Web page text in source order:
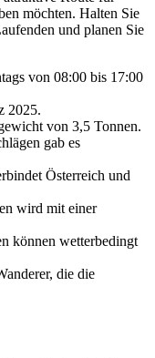
möchten. Halten Sie
und planen Sie
von 08:00 bis 17:00
2025.
von 3,5 Tonnen.
gab es
Österreich und
wird mit einer
können wetterbedingt
die die